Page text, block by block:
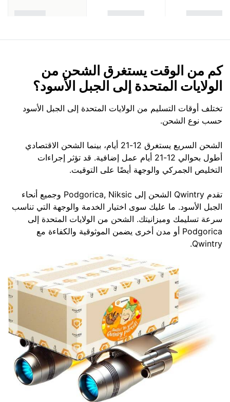
كم من الوقت يستغرق الشحن من
الولايات المتحدة إلى الجبل الأسود؟
تختلف أوقات التسليم من الولايات المتحدة إلى الجبل الأسود
حسب نوع الشحن.
الشحن السريع يستغرق 12-21 أيام، بينما الشحن الاقتصادي
أطول بحوالي 12-21 أيام عمل إضافية. قد تؤثر إجراءات
التخليص الجمركي والوجهة أيضًا على التوقيت.
تقدم Qwintry الشحن إلى Podgorica, Niksic وجميع أنحاء
الجبل الأسود. ما عليك سوى اختيار الخدمة والوجهة التي تناسب
سرعة تسليمك وميزانيتك. الشحن من الولايات المتحدة إلى
Podgorica أو مدن أخرى يضمن الموثوقية والكفاءة مع
Qwintry.